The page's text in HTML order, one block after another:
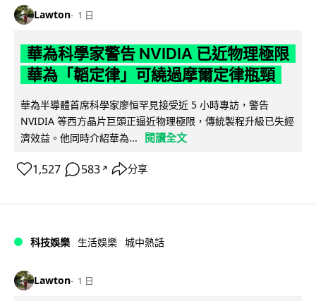
Lawton 1 日
華為科學家警告 NVIDIA 已近物理極限
華為「韜定律」可繞過摩爾定律瓶頸
華為半導體首席科學家廖恒罕見接受近 5 小時專訪，警告
NVIDIA 等西方晶片巨頭正逼近物理極限，傳統製程升級已失經
濟效益。他同時介紹華為...
閱讀全文
1,527 583 ↗ 分享
科技娛樂 生活娛樂 城中熱話
Lawton 1 日